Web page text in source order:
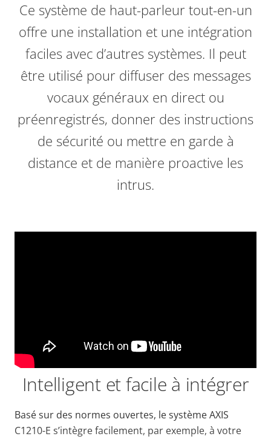
Ce système de haut-parleur tout-en-un
offre une installation et une intégration
faciles avec d’autres systèmes. Il peut
être utilisé pour diffuser des messages
vocaux généraux en direct ou
préenregistrés, donner des instructions
de sécurité ou mettre en garde à
distance et de manière proactive les
intrus.
Intelligent et facile à intégrer
Basé sur des normes ouvertes, le système AXIS
C1210-E s’intègre facilement, par exemple, à votre